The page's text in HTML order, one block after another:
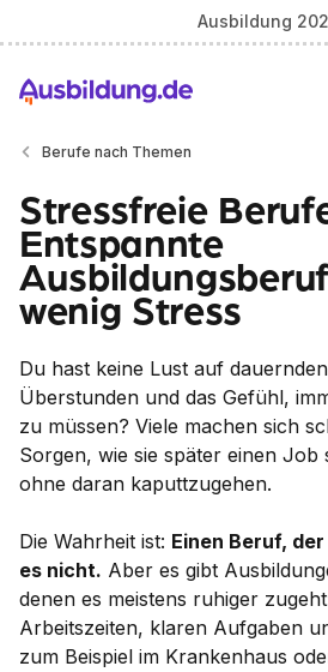
Ausbildung
Berufe nach Themen
Stressfreie
Entspannte
wenig Stress
Du hast keine Lust auf
Überstunden und das Gefühl,
zu müssen? Viele machen sich
Sorgen, wie sie später einen Job
ohne daran kaputtzugehen.
Die Wahrheit ist: Einen Beruf,
es nicht. Aber es gibt
denen es meistens ruhiger
Arbeitszeiten, klaren Aufgaben
zum Beispiel im Krankenhaus